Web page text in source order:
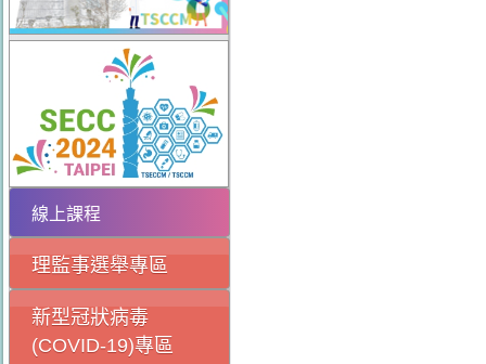
線上課程
理監事選舉專區
新型冠狀病毒
(COVID-19)專區